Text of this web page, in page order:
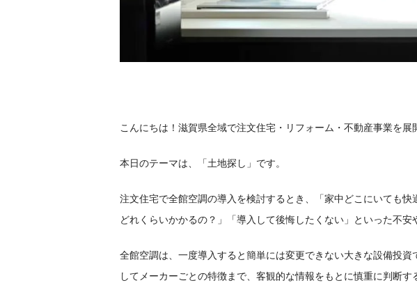
こんにちは！滋賀県全域で注文住宅・リフォーム・不動産事業を展
本日のテーマは、「土地探し」です。
注文住宅で全館空調の導入を検討するとき、「家中どこにいても
どれくらいかかるの？」「導入して後悔したくない」といった不安
全館空調は、一度導入すると簡単には変更できない大きな設備投
してメーカーごとの特徴まで、客観的な情報をもとに慎重に判断す